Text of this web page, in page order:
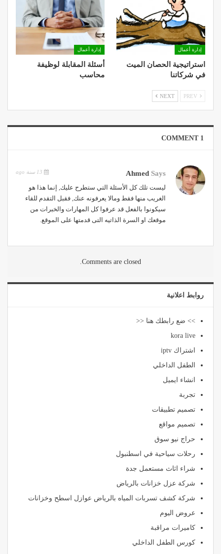
إدارة أعمال
استراتيجية الحصان الميت
في شركاتنا
إدارة أعمال
أسئلة المقابلة لوظيفة
محاسب
NEXT
1 COMMENT
Ahmed Says
ليست تلك كل الأسئلة التي ستطرح عليك, إنما هذا هو
الغريب منها فقط ومالا يعرفونه عنك, فقبل التقدم للقاء
سيكونوا بالفعل قد عرفوا كل المهارات والخبرات من
موقعك او السرة الذاتيه التى قدمتها على الموقع.
Comments are closed.
روابط اعلانية
>> ضع رابطك هنا <<
kora live
اشتراك iptv
الطفل الداخلي
انشاء ايميل
تجربة
تصميم تطبيقات
تصميم مواقع
حراج نيو سوق
رحلات سياحية في اسطنبول
شراء اثاث مستعمل جدة
شركة عزل خزانات بالرياض
شركة كشف تسربات المياه بالرياض عوازل اسطح وخزانات
عروض اليوم
كاميرات مراقبة
كورس الطفل الداخلي